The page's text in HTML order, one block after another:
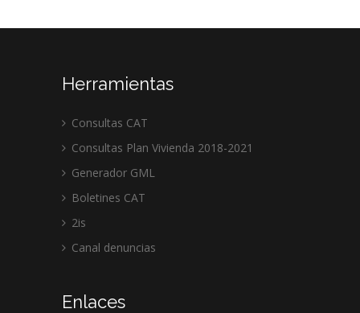
Herramientas
Consultas CAT
Consultas Plan Vivienda 2018-2021
Generador GML
Boletines CAT
2is
Canal denuncias
Enlaces